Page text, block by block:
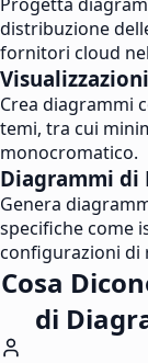
distribuzione
fornitori cloud
Crea diagrammi
temi, tra cui
monocromatico.
Diagrammi di
Genera
specifiche come
configurazioni di
Cosa
di